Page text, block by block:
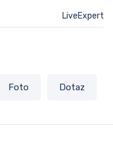
LiveExpert
Foto Dotaz